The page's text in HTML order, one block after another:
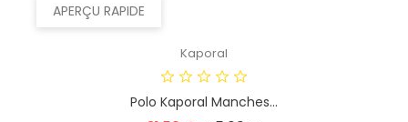
APERÇU RAPIDE
Kaporal
Polo Kaporal Manches...